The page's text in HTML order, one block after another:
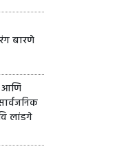
बारणे
आणि
लांडगे